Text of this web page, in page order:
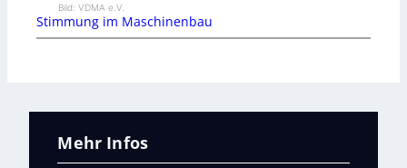
Bild: VDMA e.V.
Stimmung im Maschinenbau
Mehr Infos